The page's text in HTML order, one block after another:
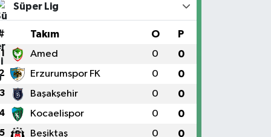
Süper Lig
Takım O P
1 Amed 0 0
Erzurumspor FK 0 0
3 Başakşehir 0 0
Kocaelispor 0 0
5 Beşiktaş 0 0